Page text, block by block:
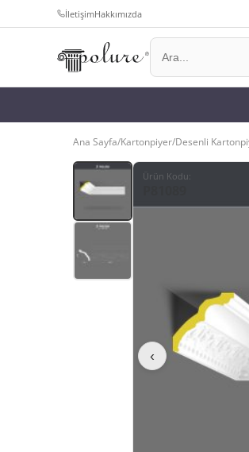
İletişimHakkımızda
Ana Sayfa/Kartonpiyer/Desenli
Ürün Kodu:
‹